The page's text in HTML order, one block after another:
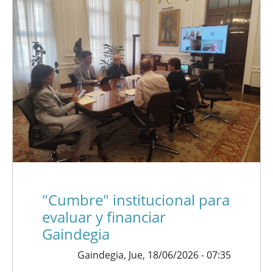
"Cumbre" institucional para
evaluar y financiar
Gaindegia
Gaindegia, Jue, 18/06/2026 - 07:35